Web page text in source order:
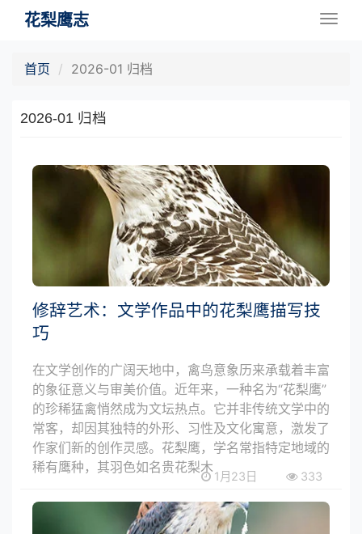
花梨鹰志
首页 2026-01 归档
2026-01 归档
修辞艺术：文学作品中的花梨鹰描写技
巧
在文学创作的广阔天地中，禽鸟意象历来承载着丰富
的象征意义与审美价值。近年来，一种名为“花梨鹰”
的珍稀猛禽悄然成为文坛热点。它并非传统文学中的
常客，却因其独特的外形、习性及文化寓意，激发了
作家们新的创作灵感。花梨鹰，学名常指特定地域的
稀有鹰种，其羽色如名贵花梨木
1月23日 333